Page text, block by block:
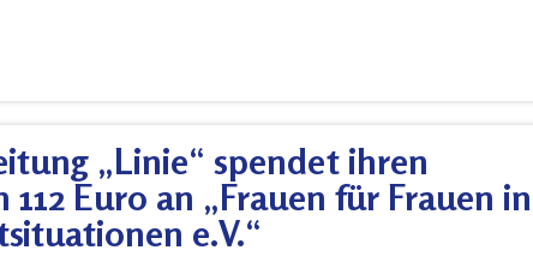
„Linie“ spendet ihren
112 Euro an „Frauen für Frauen in
e.V.“